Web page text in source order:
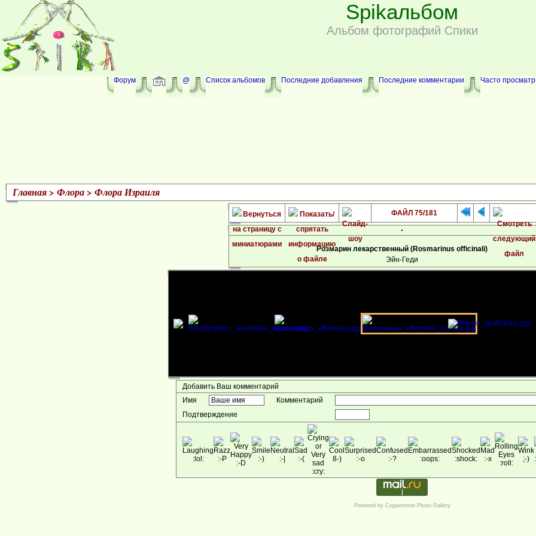
Spikальбом
Альбом фотографий Спики
Форум @ Список альбомов Последние добавления Последние комментарии Часто
Главная> Флора> Флора Израиля
ФАЙЛ 75/181
Розмарин лекарственный (Rosmarinus officinali)
Эйн-Геди
Добавить Ваш комментарий
Имя
Комментарий
Подтверждение
Powered by Coppermine Photo Gallery